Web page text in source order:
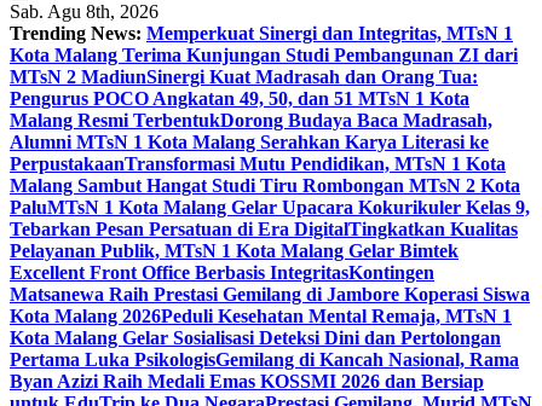
Sab. Agu 8th, 2026
Trending News: Memperkuat Sinergi dan Integritas, MTsN 1
Kota Malang Terima Kunjungan Studi Pembangunan ZI dari
MTsN 2 MadiunSinergi Kuat Madrasah dan Orang Tua:
Pengurus POCO Angkatan 49, 50, dan 51 MTsN 1 Kota
Malang Resmi TerbentukDorong Budaya Baca Madrasah,
Alumni MTsN 1 Kota Malang Serahkan Karya Literasi ke
PerpustakaanTransformasi Mutu Pendidikan, MTsN 1 Kota
Malang Sambut Hangat Studi Tiru Rombongan MTsN 2 Kota
PaluMTsN 1 Kota Malang Gelar Upacara Kokurikuler Kelas 9,
Tebarkan Pesan Persatuan di Era DigitalTingkatkan Kualitas
Pelayanan Publik, MTsN 1 Kota Malang Gelar Bimtek
Excellent Front Office Berbasis IntegritasKontingen
Matsanewa Raih Prestasi Gemilang di Jambore Koperasi Siswa
Kota Malang 2026Peduli Kesehatan Mental Remaja, MTsN 1
Kota Malang Gelar Sosialisasi Deteksi Dini dan Pertolongan
Pertama Luka PsikologisGemilang di Kancah Nasional, Rama
Byan Azizi Raih Medali Emas KOSSMI 2026 dan Bersiap